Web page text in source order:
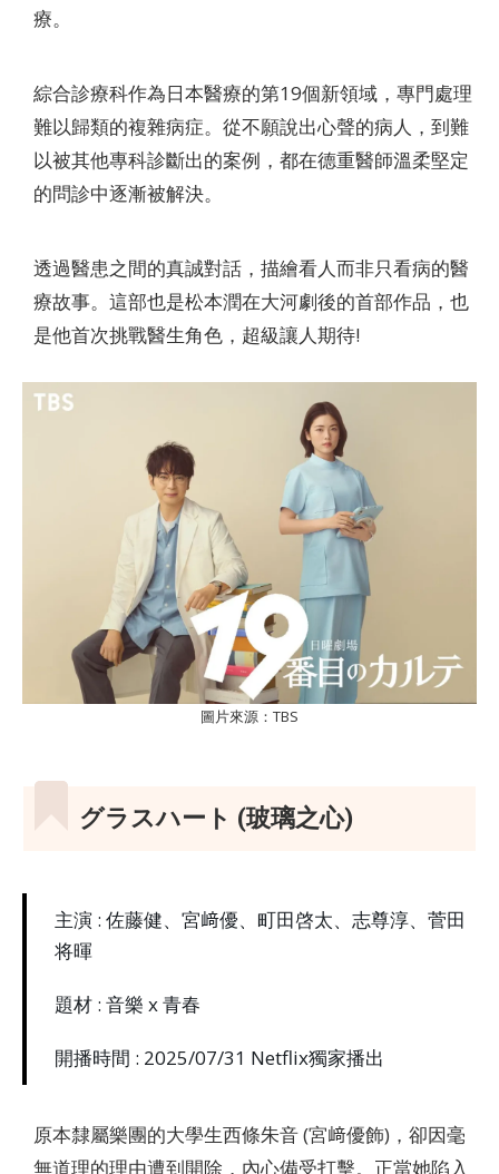
療。
綜合診療科作為日本醫療的第19個新領域，專門處理
難以歸類的複雜病症。從不願說出心聲的病人，到難
以被其他專科診斷出的案例，都在德重醫師溫柔堅定
的問診中逐漸被解決。
透過醫患之間的真誠對話，描繪看人而非只看病的醫
療故事。這部也是松本潤在大河劇後的首部作品，也
是他首次挑戰醫生角色，超級讓人期待!
圖片來源：TBS
グラスハート (玻璃之心)
主演 : 佐藤健、宮﨑優、町田啓太、志尊淳、菅田
将暉
題材 : 音樂 x 青春
開播時間 : 2025/07/31 Netflix獨家播出
原本隸屬樂團的大學生西條朱音 (宮﨑優飾)，卻因毫
無道理的理由遭到開除，內心備受打擊。正當她陷入